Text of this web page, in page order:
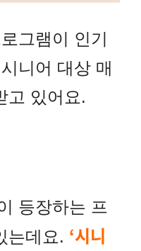
그램이 인기
니어 대상 매
고 있어요.
등장하는 프
는데요. ‘시니